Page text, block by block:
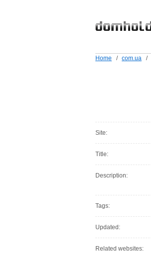
Home / com.ua /
Site:
Title:
Description:
Tags:
Updated:
Related websites: